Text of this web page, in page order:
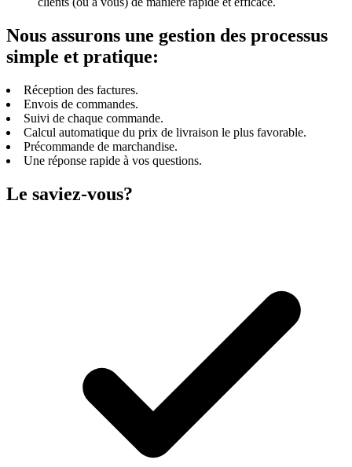
Nous assurons une gestion des processus
simple et pratique:
Réception des factures.
Envois de commandes.
Suivi de chaque commande.
Calcul automatique du prix de livraison le plus favorable.
Précommande de marchandise.
Une réponse rapide à vos questions.
Le saviez-vous?